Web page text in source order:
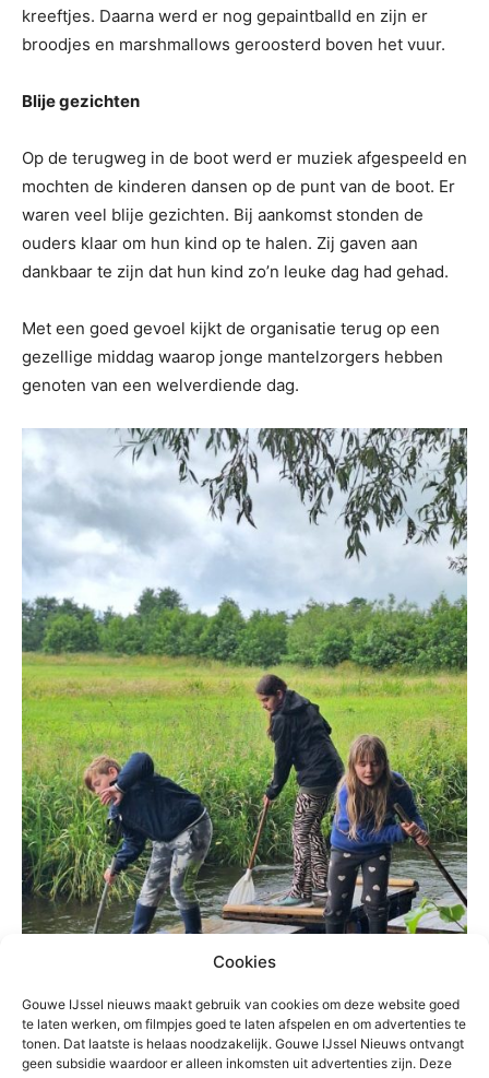
Cookies
Gouwe IJssel nieuws maakt gebruik van cookies om deze website goed
te laten werken, om filmpjes goed te laten afspelen en om advertenties te
tonen. Dat laatste is helaas noodzakelijk. Gouwe IJssel Nieuws ontvangt
geen subsidie waardoor er alleen inkomsten uit advertenties zijn. Deze
kreeftjes. Daarna werd er nog gepaintballd en zijn er
broodjes en marshmallows geroosterd boven het vuur.
Blije gezichten
Op de terugweg in de boot werd er muziek afgespeeld en
mochten de kinderen dansen op de punt van de boot. Er
waren veel blije gezichten. Bij aankomst stonden de
ouders klaar om hun kind op te halen. Zij gaven aan
dankbaar te zijn dat hun kind zo’n leuke dag had gehad.
Met een goed gevoel kijkt de organisatie terug op een
gezellige middag waarop jonge mantelzorgers hebben
genoten van een welverdiende dag.